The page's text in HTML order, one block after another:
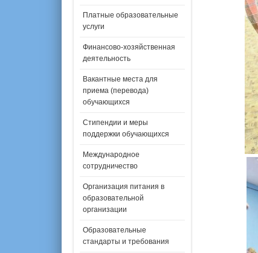
Платные образовательные
услуги
Финансово-хозяйственная
деятельность
Вакантные места для
приема (перевода)
обучающихся
Стипендии и меры
поддержки обучающихся
Международное
сотрудничество
Организация питания в
образовательной
организации
Образовательные
стандарты и требования